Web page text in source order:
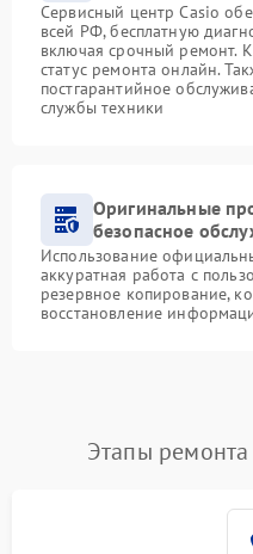
Сервисный центр Casio
всей РФ, бесплатную
включая срочный ремонт.
статус ремонта онлайн.
постгарантийное
службы техники
Оригинальные
безопасное
Использование
аккуратная работа с
резервное копирование,
восстановление
Этапы ремонта